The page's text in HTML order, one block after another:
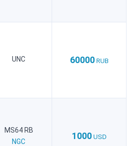
UNC 60000 RUB
MS64 RB
NGC
1000 USD